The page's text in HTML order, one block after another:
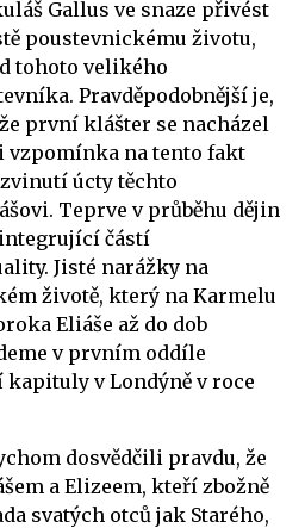
Gallus ve snaze přivést
poustevnickému životu,
tohoto velikého
Pravděpodobnější je,
první klášter se nacházel
vzpomínka na tento fakt
úcty těchto
Teprve v průběhu dějin
částí
Jisté narážky na
životě, který na Karmelu
Eliáše až do dob
v prvním oddíle
v Londýně v roce
dosvědčili pravdu, že
a Elizeem, kteří zbožně
svatých otců jak Starého,